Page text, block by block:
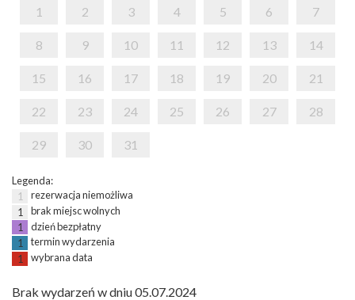
1 2 3 4 5 6 7
8 9 10 11 12 13 14
15 16 17 18 19 20 21
22 23 24 25 26 27 28
29 30 31
Legenda:
1
rezerwacja niemożliwa
1
brak miejsc wolnych
1
dzień bezpłatny
1
termin wydarzenia
1
wybrana data
Brak wydarzeń w dniu 05.07.2024